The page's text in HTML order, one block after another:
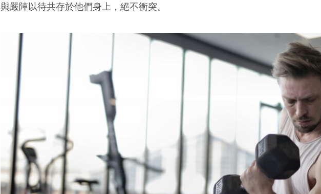
與嚴陣以待共存於他們身上，絕不衝突。